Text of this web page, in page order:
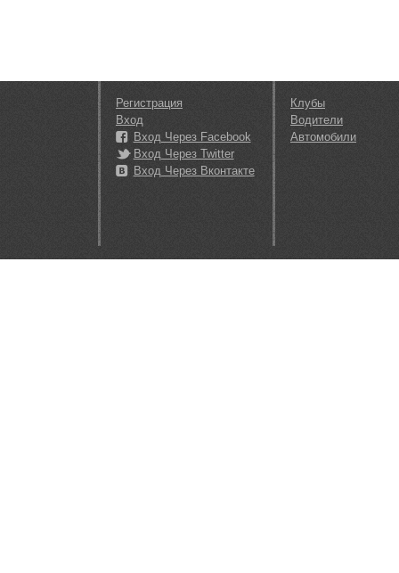
Регистрация
Вход
Вход Через Facebook
Вход Через Twitter
Вход Через Вконтакте
Клубы
Водители
Автомобили